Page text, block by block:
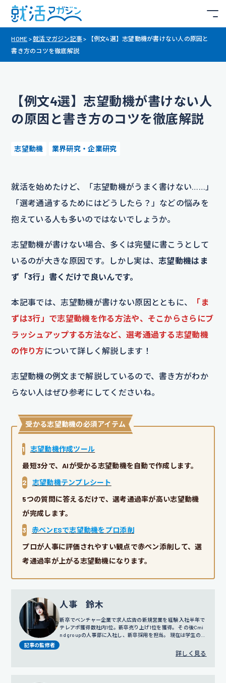
HOME >就活マガジン記事 >
【例文4選】志望動機が書けない人の原因と
書き方のコツを徹底解説
【例文4選】志望動機が書けない人
の原因と書き方のコツを徹底解説
志望動機 業界研究・企業研究
就活を始めたけど、「志望動機がうまく書けない……」
「選考通過するためにはどうしたら？」などの悩みを
抱えている人も多いのではないでしょうか。
志望動機が書けない場合、多くは完璧に書こうとして
いるのが大きな原因です。しかし実は、志望動機はま
ず「3行」書くだけで良いんです。
本記事では、志望動機が書けない原因とともに、
「ま
ずは3行」で志望動機を作る方法や、そこからさらにブ
ラッシュアップする方法など、選考通過する志望動機
の作り方について詳しく解説します！
志望動機の例文まで解説しているので、書き方がわか
らない人はぜひ参考にしてくださいね。
受かる志望動機の必須アイテム
1
志望動機作成ツール
最短3分で、AIが受かる志望動機を自動で作成します。
2
志望動機テンプレシート
5つの質問に答えるだけで、選考通過率が高い志望動機
が完成します。
3
赤ペンESで志望動機をプロ添削
プロが人事に評価されやすい観点で赤ペン添削して、選
考通過率が上がる志望動機になります。
記事の監修者
人事 鈴木
新卒でベンチャー企業で求人広告の新規営業を経験 入社半年で
テレアポ獲得数社内1位。新卒売り上げ1位を獲得。 その後Cmi
nd groupの人事部に入社し、新卒採用を担当。 現在は学生の面
詳しく見る